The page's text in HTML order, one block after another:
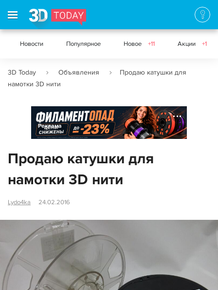
Новости Популярное Новое +11 Акции +1
3D Today Объявления
Продаю катушки для
намотки 3D нити
Реклама
Продаю катушки для
намотки 3D нити
Lydo4ka 24.02.2016